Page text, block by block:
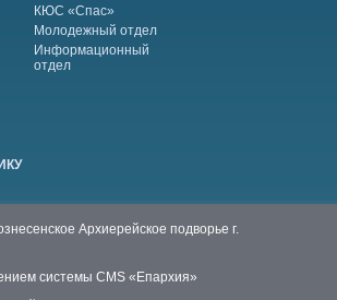
КЮС «Спас»
Молодежный отдел
Информационный
отдел
Архиерейское подворье г.
системы CMS «Епархия»